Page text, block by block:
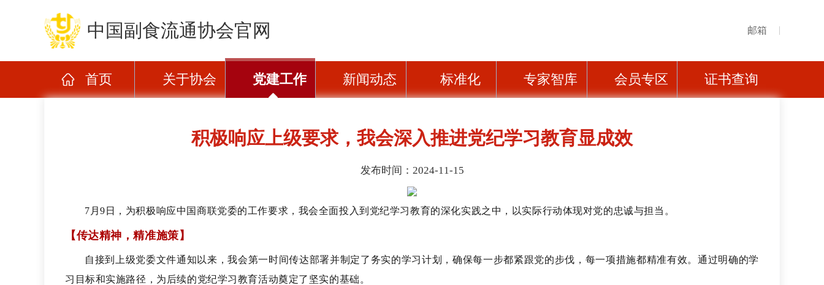
中国副食流通协会官网 邮箱
首页 关于协会 党建工作 新闻动态 标准化 专家智库 会员专区 证书查询
积极响应上级要求，我会深入推进党纪学习教育显成效
发布时间：2024-11-15
7月9日，为积极响应中国商联党委的工作要求，我会全面投入到党纪学习教育的深化实践之中，以实际行动体现对党的忠诚与担当。
【传达精神，精准施策 】
自接到上级党委文件通知以来，我会第一时间传达部署并制 定了务实的学习计划，确保每一步都紧跟党的步伐，每一项措施都精准有效。通过明确的学
习目标和实施路径，为后续的党纪学习教育活动奠定了坚实的基础。